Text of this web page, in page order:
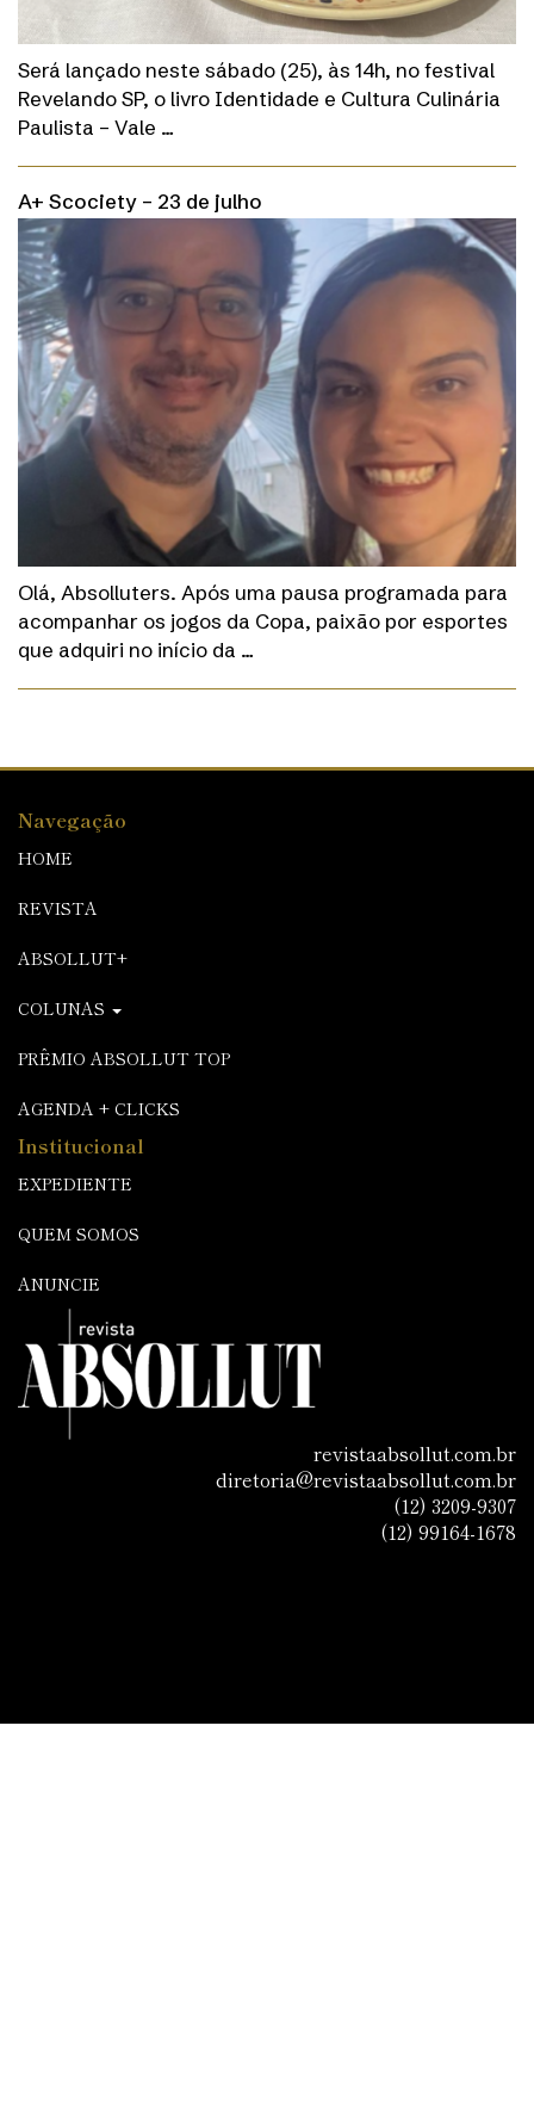
Será lançado neste sábado (25), às 14h, no festival
Revelando SP, o livro Identidade e Cultura Culinária
Paulista – Vale …
A+ Scociety – 23 de julho
Olá, Absolluters. Após uma pausa programada para
acompanhar os jogos da Copa, paixão por esportes
que adquiri no início da …
Navegação
HOME
REVISTA
ABSOLLUT+
COLUNAS
PRÊMIO ABSOLLUT TOP
AGENDA + CLICKS
Institucional
EXPEDIENTE
QUEM SOMOS
ANUNCIE
revistaabsollut.com.br
diretoria@revistaabsollut.com.br
(12) 3209-9307
(12) 99164-1678